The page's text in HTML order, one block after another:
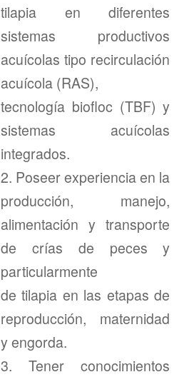
tilapia en diferentes
sistemas productivos
acuícolas tipo recirculación
acuícola (RAS),
tecnología biofloc (TBF) y
sistemas acuícolas
integrados.
2. Poseer experiencia en la
producción, manejo,
alimentación y transporte
de crías de peces y
particularmente
de tilapia en las etapas de
reproducción, maternidad
y engorda.
3. Tener conocimientos